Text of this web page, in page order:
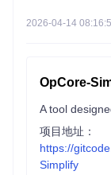
2026-04-14
OpCore-
项目地址：
https://
Simplify